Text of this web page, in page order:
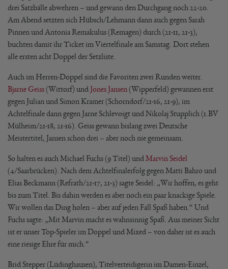
drei Satzbälle abwehren – und gewann den Durchgang noch 22-20.
Am Abend setzten sich Hübsch/Lehmann dann auch gegen Sarah
Pinnen und Antonia Remakulus (Remagen) durch (21-11, 21-3),
buchten damit ihr Ticket im Viertelfinale am Samstag. Dort stehen
alle ersten acht Doppel der Setzliste.
Auch im Herren-Doppel sind die Favoriten zwei Runden weiter.
Bjarne Geiss(Wittorf) und Jones Jansen (Wipperfeld) gewannen erst
gegen Julian und Simon Kramer (Schorndorf/21-16, 21-9), im
Achtelfinale dann gegen Jarne Schlevoigt und Nikolaj Stupplich (1.BV
Mülheim/21-18, 21-16). Geiss gewann bislang zwei Deutsche
Meistertitel, Jansen schon drei – aber noch nie gemeinsam.
So halten es auch Michael Fuchs (9 Titel) undMarvin Seidel
(4/Saarbrücken). Nach dem Achtelfinalerfolg gegen Matti Bahro und
Elias Beckmann (Refrath/21-17, 21-3) sagte Seidel: „Wir hoffen, es geht
bis zum Titel. Bis dahin werden es aber noch ein paar knackige Spiele.
Wir wollen das Ding holen – aber auf jeden Fall Spaß haben.“ Und
Fuchs sagte: „Mit Marvin macht es wahnsinnig Spaß. Aus meiner Sicht
ist er unser Top-Spieler im Doppel und Mixed – von daher ist es auch
eine riesige Ehre für mich.“
Brid Stepper (Lüdinghausen), Titelverteidigerin im Damen-Einzel,